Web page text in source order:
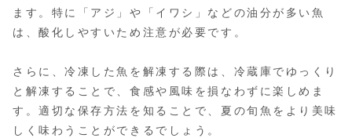
ます。特に「アジ」や「イワシ」などの油分が多い魚
は、酸化しやすいため注意が必要です。
さらに、冷凍した魚を解凍する際は、冷蔵庫でゆっくり
と解凍することで、食感や風味を損なわずに楽しめま
す。適切な保存方法を知ることで、夏の旬魚をより美味
しく味わうことができるでしょう。